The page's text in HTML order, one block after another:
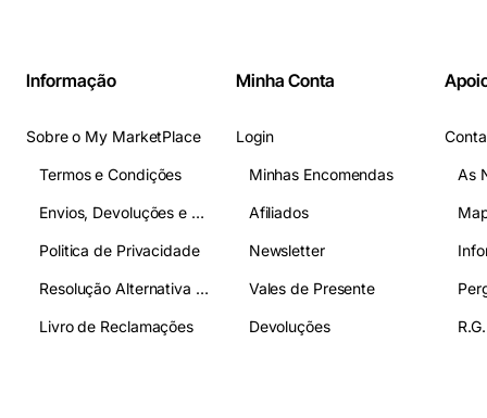
Informação
Sobre o My MarketPlace
Termos e Condições
Envios, Devoluções e Pagamentos
Politica de Privacidade
Resolução Alternativa de Litígios
Livro de Reclamações
Minha Conta
Login
Minhas Encomendas
Afiliados
Newsletter
Vales de Presente
Devoluções
As